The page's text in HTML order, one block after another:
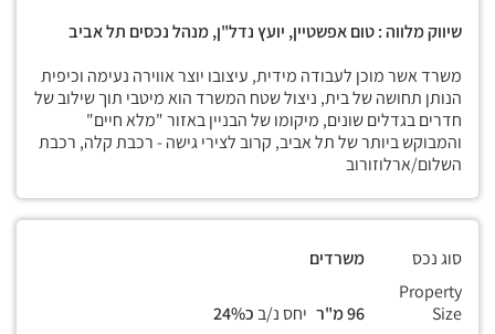
שיווק מלווה : טום אפשטיין, יועץ נדל"ן, מנהל נכסים תל אביב
משרד אשר מוכן לעבודה מידית, עיצובו יוצר אווירה נעימה וכיפית
הנותן תחושה של בית, ניצול שטח המשרד הוא מיטבי תוך שילוב של
חדרים בגדלים שונים, מיקומו של הבניין באזור "מלא חיים"
והמבוקש ביותר של תל אביב, קרוב לצירי גישה - רכבת קלה, רכבת
השלום/ארלוזורוב
סוג נכס
משרדים
Property
Size
יחס נ/בכ24%